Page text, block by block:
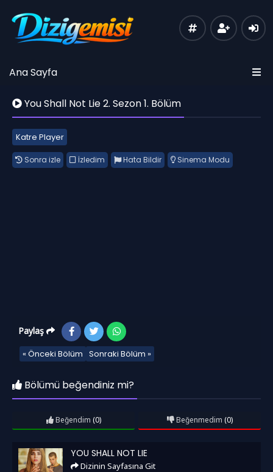
Ana Sayfa
You Shall Not Lie 2. Sezon 1. Bölüm
Katre Player
Sonra izle İzledim Hata Bildir Sinema Modu
Paylaş
« Önceki Bölüm Sonraki Bölüm »
Bölümü beğendiniz mi?
Beğendim (0) Beğenmedim (0)
You Shall Not LieYOU SHALL NOT LIE
Dizinin Sayfasına Git